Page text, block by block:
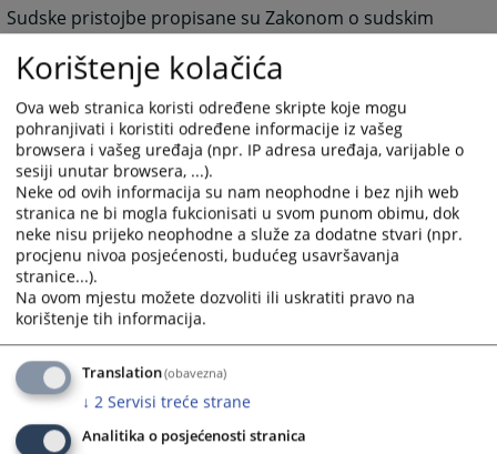
Sudske pristojbe propisane su Zakonom o sudskim
pristojbama sa tarifom Hercegovačko-neretvanskog
kantona/županije („Narodne novine Hercegovačko-
neretvanskog kantona/županije“ broj 4/2009).
7990
Linkovi
Izračunajte vrijednost sudske takse za vaš predmet
Korištenje kolačića
Ova web stranica koristi određene skripte koje mogu
pohranjivati i koristiti određene informacije iz vašeg
browsera i vašeg uređaja (npr. IP adresa uređaja, varijable o
sesiji unutar browsera, ...).
Neke od ovih informacija su nam neophodne i bez njih web
stranica ne bi mogla fukcionisati u svom punom obimu, dok
neke nisu prijeko neophodne a služe za dodatne stvari (npr.
procjenu nivoa posjećenosti, budućeg usavršavanja
stranice...).
Na ovom mjestu možete dozvoliti ili uskratiti pravo na
korištenje tih informacija.
Translation(obavezna)
↓ 2 Servisi treće strane
Analitika o posjećenosti stranica